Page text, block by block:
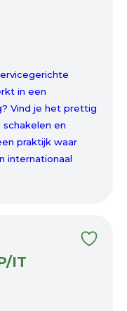
in een
Vind je het prettig
en
praktijk waar
internationaal
IT